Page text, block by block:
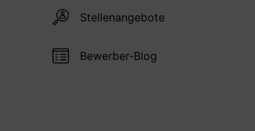
Stellenangebote
Bewerber-Blog